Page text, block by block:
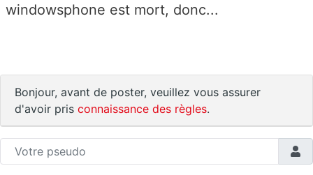
windowsphone est mort, donc...
Bonjour, avant de poster, veuillez vous assurer
d'avoir pris connaissance des règles.